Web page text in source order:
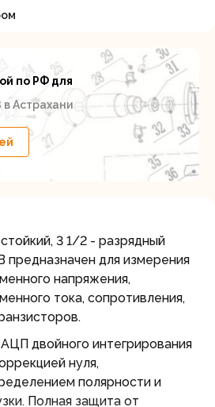
по РФ для
Астрахани
3 1/2 - разрядный
предназначен для измерения
напряжения,
тока, сопротивления,
двойного интегрирования
нуля,
полярности и
Полная защита от